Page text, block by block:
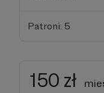
Patroni: 5
150 zł